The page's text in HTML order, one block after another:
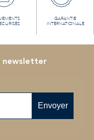
GARANTIE
INTERNATIONALE
newsletter
Envoyer